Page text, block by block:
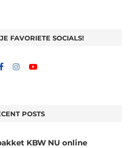
FAVORIETE SOCIALS!
POSTS
KBW NU online